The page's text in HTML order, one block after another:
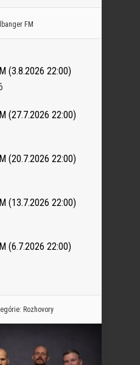
FM
(3.8.2026 22:00)
(27.7.2026 22:00)
(20.7.2026 22:00)
(13.7.2026 22:00)
(6.7.2026 22:00)
Rozhovory